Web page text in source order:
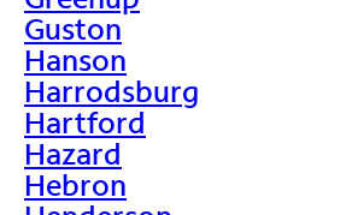
Guston
Hanson
Harrodsburg
Hartford
Hazard
Hebron